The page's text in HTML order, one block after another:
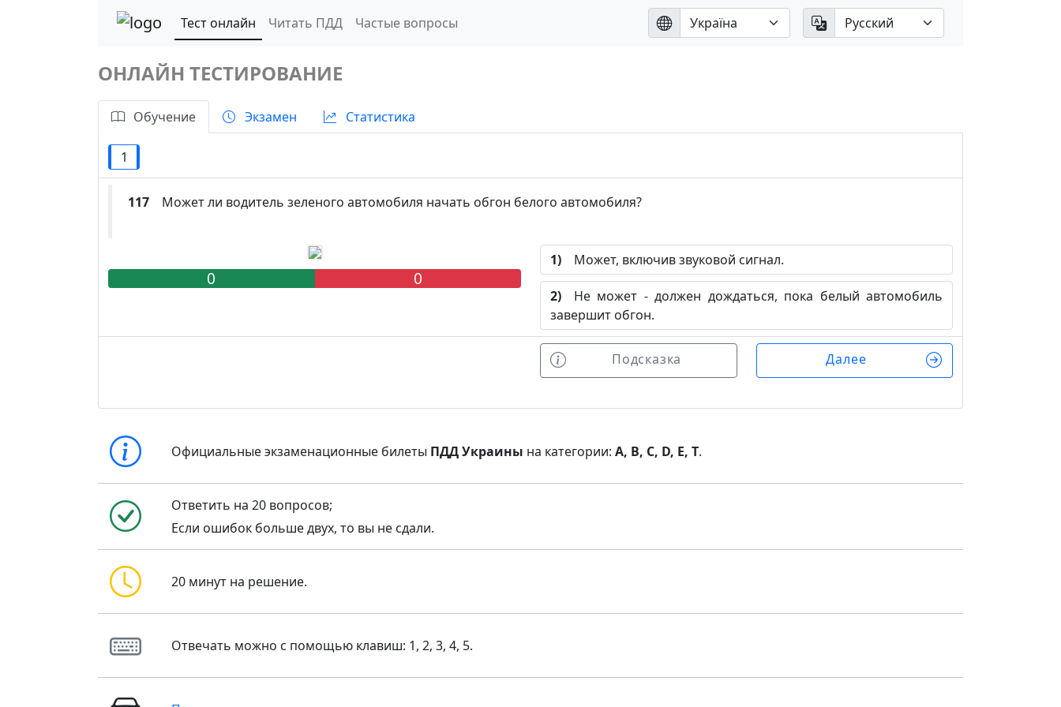
Тест онлайн Читать ПДД Частые вопросы
ОНЛАЙН ТЕСТИРОВАНИЕ
Обучение Экзамен Статистика
1
117 Может ли водитель зеленого автомобиля начать обгон белого автомобиля?
0 0
1) Может, включив звуковой сигнал.
2) Не может - должен дождаться, пока белый автомобиль
завершит обгон.
Подсказка Далее
Официальные экзаменационные билеты ПДД Украины на категории:A, B, C, D, E, T.
Ответить на 20 вопросов;
Если ошибок больше двух, то вы не сдали.
20 минут на решение.
Отвечать можно с помощью клавиш: 1, 2, 3, 4, 5.